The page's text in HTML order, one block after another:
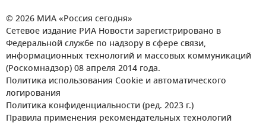
© 2026 МИА «Россия сегодня»
Сетевое издание РИА Новости зарегистрировано в
Федеральной службе по надзору в сфере связи,
информационных технологий и массовых коммуникаций
(Роскомнадзор) 08 апреля 2014 года.
Политика использования Cookie и автоматического
логирования
Политика конфиденциальности (ред. 2023 г.)
Правила применения рекомендательных технологий